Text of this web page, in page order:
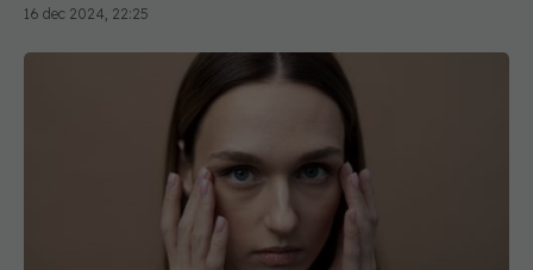
16 dec 2024, 22:25